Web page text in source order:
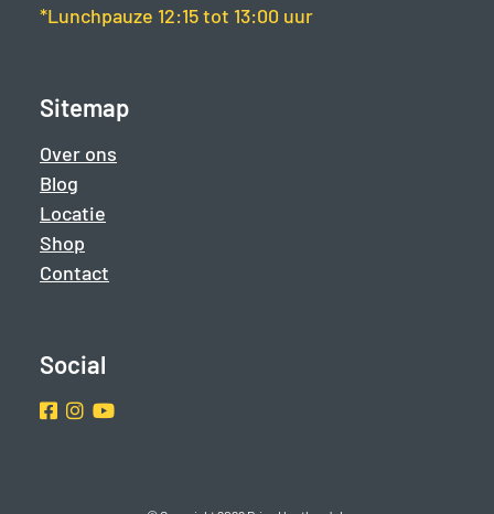
*Lunchpauze 12:15 tot 13:00 uur
Sitemap
Over ons
Blog
Locatie
Shop
Contact
Social
Facebook
Instragram
Youtube